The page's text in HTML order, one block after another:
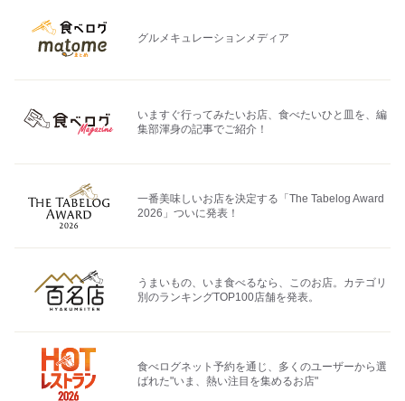
グルメキュレーションメディア
いますぐ行ってみたいお店、食べたいひと皿を、編
集部渾身の記事でご紹介！
一番美味しいお店を決定する「The Tabelog Award
2026」ついに発表！
うまいもの、いま食べるなら、このお店。カテゴリ
別のランキングTOP100店舗を発表。
食べログネット予約を通じ、多くのユーザーから選
ばれた"いま、熱い注目を集めるお店"